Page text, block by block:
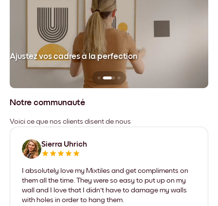
Ajustez vos cadres à la perfection
Notre communauté
Voici ce que nos clients disent de nous
Sierra Uhrich
I absolutely love my Mixtiles and get compliments on
them all the time. They were so easy to put up on my
wall and I love that I didn't have to damage my walls
with holes in order to hang them.